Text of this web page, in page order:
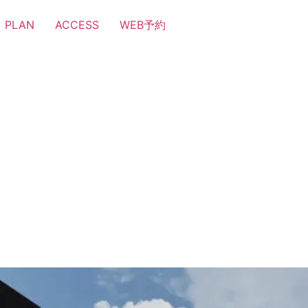
PLAN ACCESS WEB予約